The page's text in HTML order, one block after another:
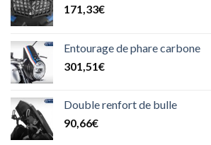
171,33€
Entourage de phare carbone
301,51€
Double renfort de bulle
90,66€